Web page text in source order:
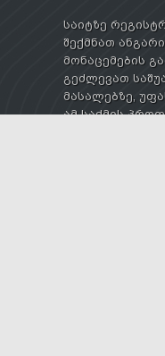
საიტზე
შექმნათ
მონაცემების
გეძლევათ
მასალებზე,
ამ საქმის